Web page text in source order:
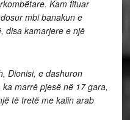
Kam fituar
mbi banakun e
disa kamarjere e një
Dionisi, e dashuron
marrë pjesë në 17 gara,
të tretë me kalin arab